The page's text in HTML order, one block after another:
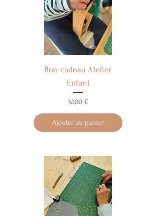
Bon cadeau Atelier
Enfant
Prix
32,00 €
Ajouter au panier